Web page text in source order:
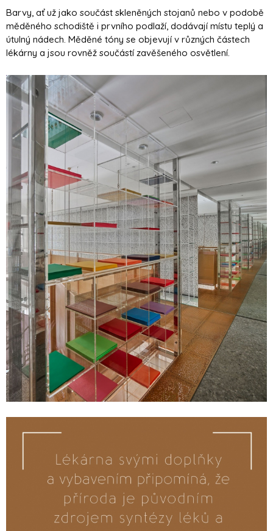
Barvy, ať už jako součást skleněných stojanů nebo v podobě
měděného schodiště i prvního podlaží, dodávají místu teplý a
útulný nádech. Měděné tóny se objevují v různých částech
lékárny a jsou rovněž součástí zavěšeného osvětlení.